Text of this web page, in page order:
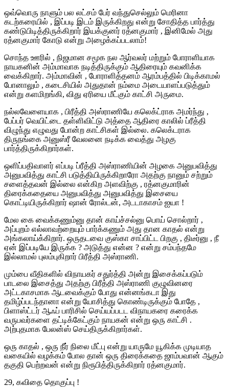
ஒவ்வொரு நாளும் பல லட்சம் பேர் வந்துசெல்லும் மெரினா
கடற்கரையில் , இப்படி இடம் இருக்கிறது என்று சோதித்த பார்த்து
கண்டுபிடித்திருக்கிறார் இயக்குனர் ரத்னகுமார் , இனிமேல் அது
ரத்னகுமார் கோடு என்று அழைக்கப்படலாம்!
சொந்த ஊரில் , நிஜமான சமூக நல ஆர்வலர் மற்றும் போராளியாக
நாயகனின் அம்மாவாக நடித்திருக்கும் ஆதிரையும் கவனிக்க
வைக்கிறார். அம்மாவின் , போராளித்தனம் ஆரம்பத்தில் பிடிக்காமல்
போனாலும் , கடைசியில் அதுதான் நம்மை அடையாளப்படுத்தும்
என்று களமிறங்கி, விது ஏரியை மீட்கும் காட்சி அருமை.
நல்லவேளையாக , பிரீத்தி அஸ்ராணியே கலெக்ட்ராக அமர்ந்து ,
பேப்பர் வெயிட்டை தள்ளிவிட்டு அத்தை ஆதிரை காலில் ப்ரீத்தி
விழுந்து எழுவது போன்ற காட்சிகள் இல்லை. கலெக்டராக
திருநங்கை அனுஸ்ரீ வேலனை நடிக்க வைத்து அழகு
பார்த்திருக்கிறார்கள்.
ஒளிப்பதிவாளர் எப்படி ப்ரீத்தி அஸ்ராணியின் அழகை அனுபவித்து
அனுபவித்து காட்சி படுத்தியிருக்கிறாரோ அதற்கு நானும் சற்றும்
சளைத்தவன் இல்லை என்கிற அளவிற்கு , ரத்னகுமாரின்
திரைக்கதையை அனுபவித்து அனுபவித்து இசையை
கொட்டியிருக்கிறார் ஷான் ரோல்டன், அடடாகாசம் ஐயா !
மேல கை வைக்கணும்னு தான் காய்ச்சல்னு பொய் சொல்றார் ,
அப்புறம் எல்லாவற்றையும் பார்க்கணும் அது தான காதல் என்று
அங்கலாய்க்கிறார். ஒருதடவை குஸ்கா சாப்பிட்ட பிறகு , திடீர்னு , நீ
ஏன் இப்படியே இருக்க ? அடுத்து என்ன ? என்று சம்பந்தமே
இல்லாமல் புலம்புகிறார் பிரீத்தி அஸ்ராணி.
மும்பை வீதிகளில் விநாயகர் சதுர்த்தி அன்று இசைக்கப்படும்
பாடலை இசைத்து அதற்கு பிரீத்தி அஸ்ராணி குழுவினரை
அட்டகாசமாக ஆடவைக்கும் போது என்னங்கடா இது
தமிழ்ப்படந்தானா என்று யோசித்து கொண்டிருக்கும் போதே ,
பிளாஸ்ட்டர் ஆஃப் பாரிசில் செய்யப்படட விநாயகரை கரைக்க
வருபவர்களை தட்டிக்கேட்கும் நாயகன் என்று ஒரு காட்சி .
அற்புதமாக பேலன்ஸ் செய்திருக்கிறார்கள்.
ஒரு காதல் , ஒரு நீர் நிலை மீட்பு என்று யாருமே யூகிக்க முடியாத
வகையில் வழக்கம் போல தான் ஒரு திரைக்கதை ஜாம்பவான் ஆகும்
தகுதி பெற்றவன் என்று நிரூபித்திருக்கிறார் ரத்னகுமார்.
29, கவிதை தொகுப்பு !